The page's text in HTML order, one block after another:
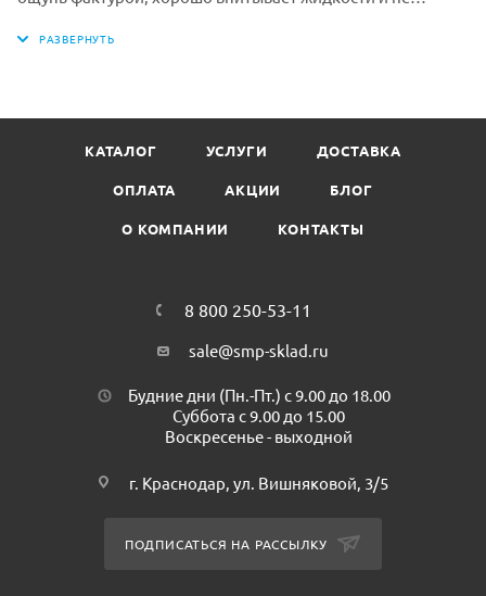
Изготовлены из 100% целлюлозы.
Страна производитель (Бренд): Россия (BREUS)
Количество в упаковке: 8 пачек
Упаковка: пакет
КАТАЛОГ УСЛУГИ ДОСТАВКА
ОПЛАТА АКЦИИ БЛОГ
О КОМПАНИИ КОНТАКТЫ
8 800 250-53-11
sale@smp-sklad.ru
Будние дни (Пн.-Пт.) с 9.00 до 18.00
Суббота с 9.00 до 15.00
Воскресенье - выходной
г. Краснодар, ул. Вишняковой, 3/5
ПОДПИСАТЬСЯ НА РАССЫЛКУ